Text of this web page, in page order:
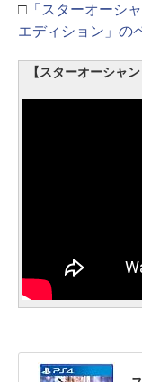
□ 「スターオーシ
エディション」の
【スターオーシャ